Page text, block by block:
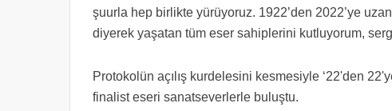
şuurla hep birlikte yürüyoruz. 1922’den 2022’ye
diyerek yaşatan tüm eser sahiplerini kutluyorum,
Protokolün açılış kurdelesini kesmesiyle ‘22'den
finalist eseri sanatseverlerle buluştu.